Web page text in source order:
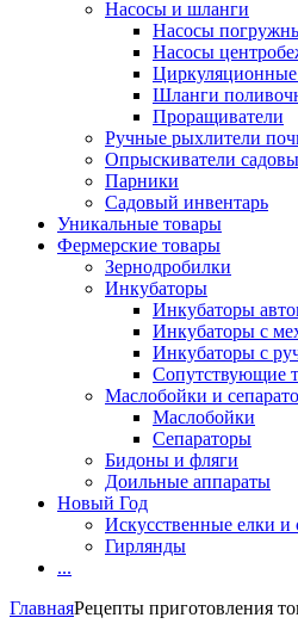
Насосы и шланги
Насосы
Насосы
Шланги
Проращиватели
Ручные рыхлители
Опрыскиватели
Парники
Садовый инвентарь
Уникальные товары
Фермерские товары
Зернодробилки
Инкубаторы
Инкубаторы
Инкубаторы с
Инкубаторы с
Сопутствующие
Маслобойки и
Маслобойки
Сепараторы
Бидоны и фляги
Доильные аппараты
Новый Год
Искусственные елки и
Гирлянды
...
ГлавнаяРецепты приготовления